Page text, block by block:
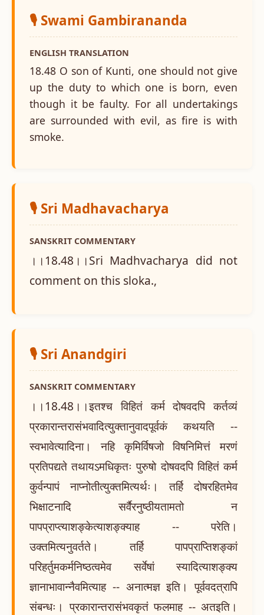
🎙️ Swami Gambirananda
ENGLISH TRANSLATION
18.48 O son of Kunti, one should not give
up the duty to which one is born, even
though it be faulty. For all undertakings
are surrounded with evil, as fire is with
smoke.
🎙️ Sri Madhavacharya
SANSKRIT COMMENTARY
।।18.48।।Sri Madhvacharya did not
comment on this sloka.,
🎙️ Sri Anandgiri
SANSKRIT COMMENTARY
।।18.48।।इतश्च विहितं कर्म दोषवदपि कर्तव्यं
प्रकारान्तरासंभवादित्युक्तानुवादपूर्वकं कथयति --
स्वभावेत्यादिना। नहि कृमिर्विषजो विषनिमित्तं मरणं
प्रतिपद्यते तथायऽमधिकृतः पुरुषो दोषवदपि विहितं कर्म
कुर्वन्पापं नाप्नोतीत्युक्तमित्यर्थः। तर्हि दोषरहितमेव
भिक्षाटनादि सर्वैरनुष्ठीयतामतो न
पापप्राप्त्याशङ्केत्याशङ्क्याह -- परेति।
उक्तमित्यनुवर्तते। तर्हि पापप्राप्तिशङ्कां
परिहर्तुमकर्मनिष्ठत्वमेव सर्वेषां स्यादित्याशङ्क्य
ज्ञानाभावान्नैवमित्याह -- अनात्मज्ञ इति। पूर्ववदत्रापि
संबन्धः। प्रकारान्तरासंभवकृतं फलमाह -- अतइति।